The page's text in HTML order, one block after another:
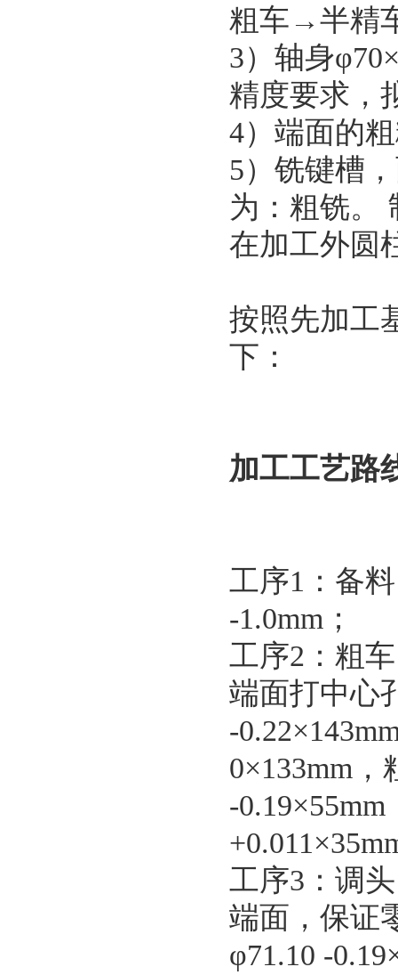
粗车→半精
3）轴身
精度要求，
4）端面的
5）铣键槽
为：粗铣。
在加工外圆
按照先加工
下：
加工工艺路
工序1：备
-1.0mm；
工序2：粗
端面打中心
-
0×133mm，
-
工序3：调
端面，保证
φ71.10 -